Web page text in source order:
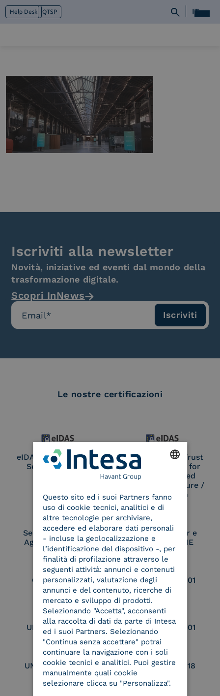
Help Desk QTSP IT
Cosa facciamo
Piattaforme
Industry
News e Media
Contattaci
Iscriviti alla newsletter
Novità, iniziative ed eventi dal mondo della
trasformazione digitale.
Scopri InNews
Le nostre certificazioni
eIDAS Qualified Trust
Service Provider
eIDAS Qualified Trust
Service Provider for
Remote Qualified
Electronic Signature /
Seal Creation
Service Provider e
Aggregatore SPID
Service Provider e
Aggregatore CIE
Conservatore
qualificato
UNI EN ISO 37001
UNI EN ISO 9001 UNI EN ISO 27001
UNI EN ISO 27017 UNI EN ISO 27018
ITALIAN
Questo sito ed i suoi Partners fanno
uso di cookie tecnici, analitici e di
altre tecnologie per archiviare,
accedere ed elaborare dati personali
- incluse la geolocalizzazione e
l’identificazione del dispositivo -, per
finalità di profilazione attraverso le
seguenti attività: annunci e contenuti
personalizzati, valutazione degli
annunci e del contenuto, ricerche di
mercato e sviluppo di prodotti.
Selezionando "Accetta", acconsenti
alla raccolta di dati da parte di Intesa
ed i suoi Partners. Selezionando
"Continua senza accettare" potrai
continuare la navigazione con i soli
cookie tecnici e analitici. Puoi gestire
manualmente quali cookie
selezionare clicca su "Personalizza".